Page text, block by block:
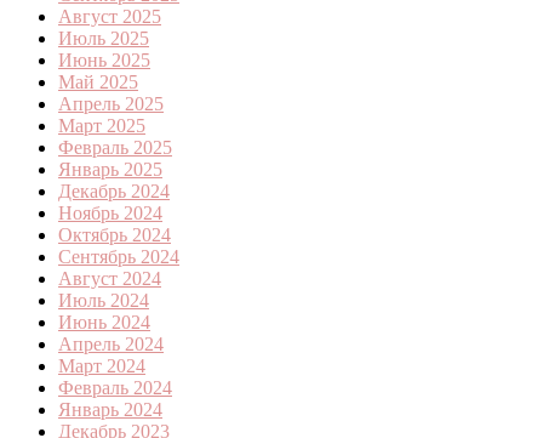
Август 2025
Июль 2025
Июнь 2025
Май 2025
Апрель 2025
Март 2025
Февраль 2025
Январь 2025
Декабрь 2024
Ноябрь 2024
Октябрь 2024
Сентябрь 2024
Август 2024
Июль 2024
Июнь 2024
Апрель 2024
Март 2024
Февраль 2024
Январь 2024
Декабрь 2023